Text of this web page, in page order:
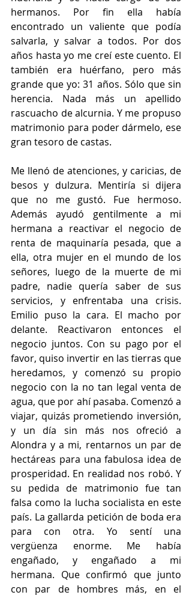
hermanos. Por fin ella había
encontrado un valiente que podía
salvarla, y salvar a todos. Por dos
años hasta yo me creí este cuento. El
también era huérfano, pero más
grande que yo: 31 años. Sólo que sin
herencia. Nada más un apellido
rascuacho de alcurnia. Y me propuso
matrimonio para poder dármelo, ese
gran tesoro de castas.
Me llenó de atenciones, y caricias, de
besos y dulzura. Mentiría si dijera
que no me gustó. Fue hermoso.
Además ayudó gentilmente a mi
hermana a reactivar el negocio de
renta de maquinaría pesada, que a
ella, otra mujer en el mundo de los
señores, luego de la muerte de mi
padre, nadie quería saber de sus
servicios, y enfrentaba una crisis.
Emilio puso la cara. El macho por
delante. Reactivaron entonces el
negocio juntos. Con su pago por el
favor, quiso invertir en las tierras que
heredamos, y comenzó su propio
negocio con la no tan legal venta de
agua, que por ahí pasaba. Comenzó a
viajar, quizás prometiendo inversión,
y un día sin más nos ofreció a
Alondra y a mi, rentarnos un par de
hectáreas para una fabulosa idea de
prosperidad. En realidad nos robó. Y
su pedida de matrimonio fue tan
falsa como la lucha socialista en este
país. La gallarda petición de boda era
para con otra. Yo sentí una
vergüenza enorme. Me había
engañado, y engañado a mi
hermana. Que confirmó que junto
con par de hombres más, en el